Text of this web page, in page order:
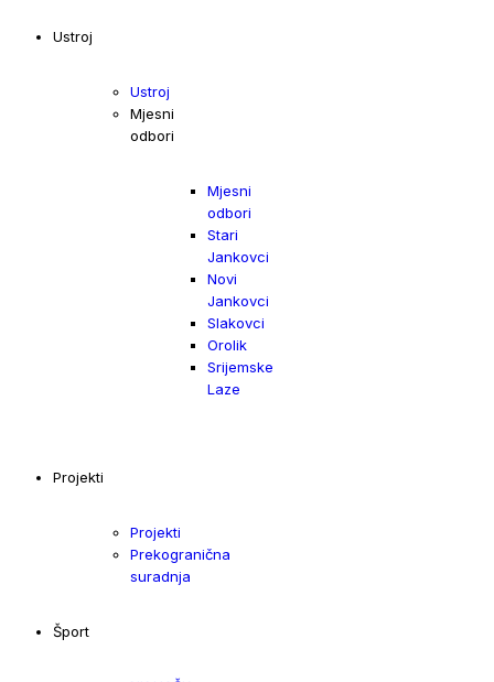
Ustroj
Ustroj
Mjesni
odbori
Mjesni
odbori
Stari
Jankovci
Novi
Jankovci
Slakovci
Orolik
Srijemske
Laze
Projekti
Projekti
Prekogranična
suradnja
Šport